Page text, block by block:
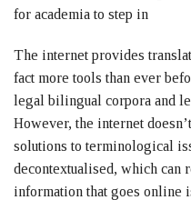
for academia to step in
The internet provides
fact more tools than ever
legal bilingual corpora and
However, the internet
solutions to terminological
decontextualised, which can
information that goes online